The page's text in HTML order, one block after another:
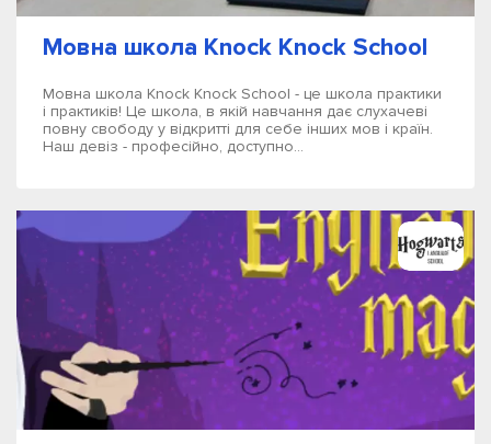
Мовна школа Knock Knock School
Мовна школа Knock Knock School - це школа практики
і практиків! Це школа, в якій навчання дає слухачеві
повну свободу у відкритті для себе інших мов і країн.
Наш девіз - професійно, доступно...